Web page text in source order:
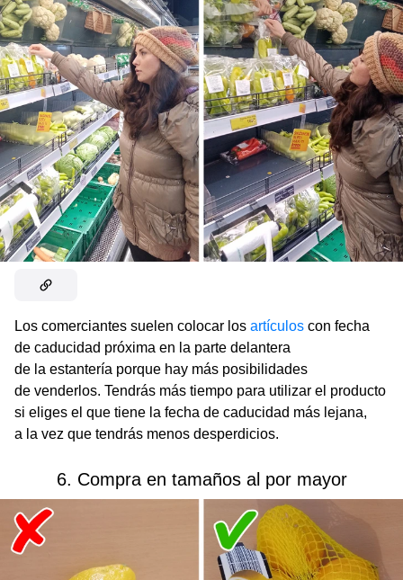
Los comerciantes suelen colocar los artículos con fecha
de caducidad próxima en la parte delantera
de la estantería porque hay más posibilidades
de venderlos. Tendrás más tiempo para utilizar el producto
si eliges el que tiene la fecha de caducidad más lejana,
a la vez que tendrás menos desperdicios.
6. Compra en tamaños al por mayor